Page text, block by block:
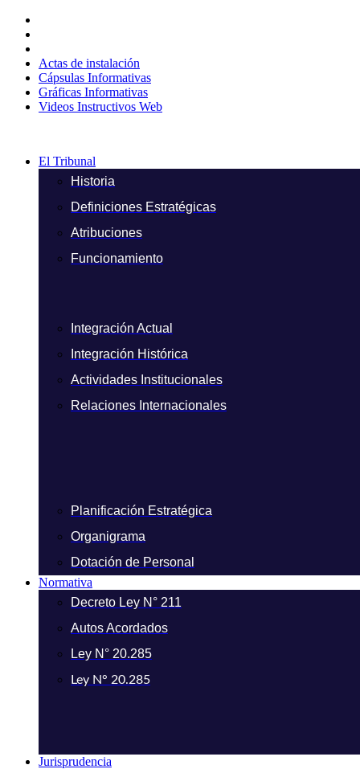
contenido
Actas de instalación
Cápsulas Informativas
Gráficas Informativas
Videos Instructivos Web
El Tribunal
Historia
Definiciones Estratégicas
Atribuciones
Funcionamiento
Integración Actual
Integración Histórica
Actividades Institucionales
Relaciones Internacionales
Planificación Estratégica
Organigrama
Dotación de Personal
Normativa
Decreto Ley N° 211
Autos Acordados
Ley N° 20.285
Ley N° 20.285
Jurisprudencia